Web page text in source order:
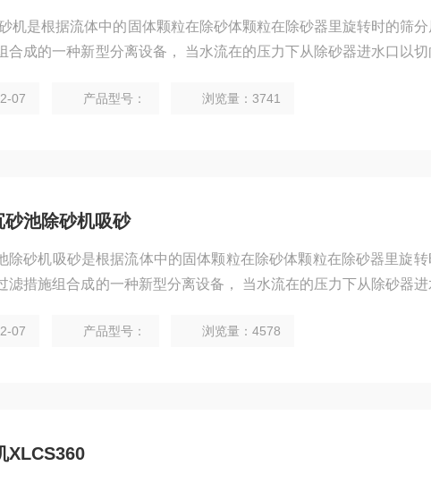
机是根据流体中的固体颗粒在除砂体颗粒在除砂器里旋转时的筛
合成的一种新型分离设备， 当水流在的压力下从除砂器进水口以
升，由出水口排出，密度大的砂粒 由设备底部的排污口排出。
07 产品型号： 浏览量：3741
池除砂机吸砂
除砂机吸砂是根据流体中的固体颗粒在除砂体颗粒在除砂器里旋
滤措施组合成的一种新型分离设备， 当水流在的压力下从除砂器
低的水上升，由出水口排出，密度大的砂粒由设备底部的排污口排
07 产品型号： 浏览量：4578
XLCS360